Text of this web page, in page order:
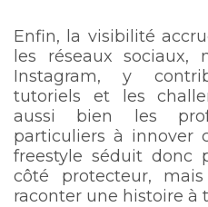
Enfin, la visibilité
les réseaux sociaux,
Instagram, y
tutoriels et les
aussi bien les
particuliers à innover
freestyle séduit donc
côté protecteur,
raconter une histoire à